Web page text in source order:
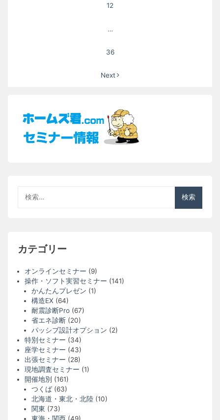
12
…
36
Next
索:
カテゴリー
オンラインセミナー (9)
操作・ソフト実習セミナー (141)
かんたんプレゼン (1)
構造EX (64)
耐震診断Pro(67)
省エネ診断(20)
パッシブ設計オプション (2)
特別セミナー (34)
座学セミナー (43)
出張セミナー (28)
現地調査セミナー (1)
開催地別 (161)
つくば(63)
北海道・東北・北陸(10)
関東 (73)